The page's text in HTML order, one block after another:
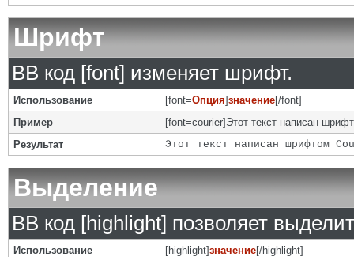
Шрифт
BB код [font] изменяет шрифт.
Использование [font=Опция]значение[/font]
Пример
[font=courier]Этот текст написан
Результат
Этот текст написан шрифтом
Выделение
BB код [highlight] позволяет
Использование [highlight]значение[/highlight]